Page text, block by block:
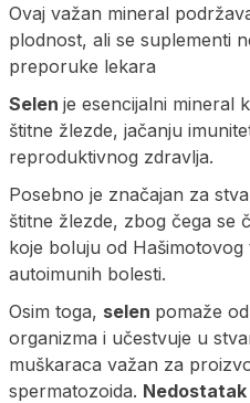
Ovaj važan mineral
plodnost, ali se suplementi
preporuke lekara
Selen je esencijalni mineral
štitne žlezde, jačanju
reproduktivnog zdravlja.
Posebno je značajan za
štitne žlezde, zbog čega se
koje boluju od Hašimotovog
autoimunih bolesti.
Osim toga, selen pomaže
organizma i učestvuje u
muškaraca važan za
spermatozoida.